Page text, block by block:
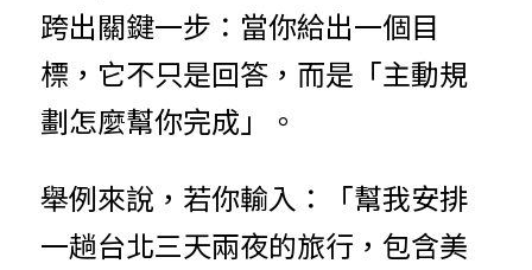
跨出關鍵一步：當你給出一個目
標，它不只是回答，而是「主動規
劃怎麼幫你完成」。
舉例來說，若你輸入：「幫我安排
一趟台北三天兩夜的旅行，包含美